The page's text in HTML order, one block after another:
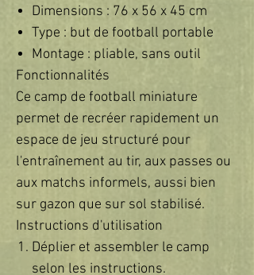
Dimensions : 76 x 56 x 45 cm
Type : but de football portable
Montage : pliable, sans outil
Fonctionnalités
Ce camp de football miniature
permet de recréer rapidement un
espace de jeu structuré pour
l'entraînement au tir, aux passes ou
aux matchs informels, aussi bien
sur gazon que sur sol stabilisé.
Instructions d'utilisation
Déplier et assembler le camp
selon les instructions.